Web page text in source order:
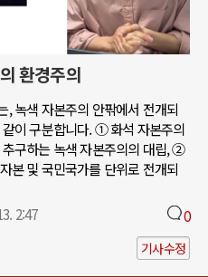
환경주의
, 녹색 자본주의 안팎에서 전개되
이 구분합니다. ① 화석 자본주의
구하는 녹색 자본주의의 대립, ②
본 및 국민국가를 단위로 전개되
2:47 0
기사수정